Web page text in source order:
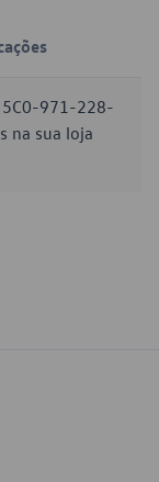
5C0-971-228-
na sua loja